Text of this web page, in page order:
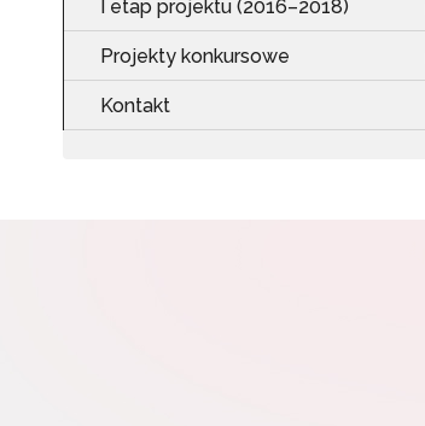
I etap projektu (2016–2018)
Projekty konkursowe
Kontakt